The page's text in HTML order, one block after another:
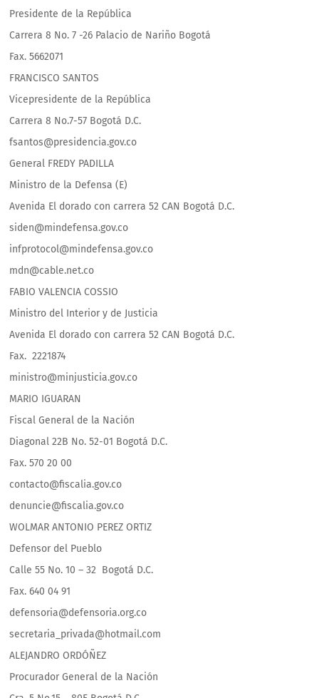
Presidente de la República
Carrera 8 No. 7 -26 Palacio de Nariño Bogotá
Fax. 5662071
FRANCISCO SANTOS
Vicepresidente de la República
Carrera 8 No.7-57 Bogotá D.C.
fsantos@presidencia.gov.co
General FREDY PADILLA
Ministro de la Defensa (E)
Avenida El dorado con carrera 52 CAN Bogotá D.C.
siden@mindefensa.gov.co
infprotocol@mindefensa.gov.co
mdn@cable.net.co
FABIO VALENCIA COSSIO
Ministro del Interior y de Justicia
Avenida El dorado con carrera 52 CAN Bogotá D.C.
Fax. 2221874
ministro@minjusticia.gov.co
MARIO IGUARAN
Fiscal General de la Nación
Diagonal 22B No. 52-01 Bogotá D.C.
Fax. 570 20 00
contacto@fiscalia.gov.co
denuncie@fiscalia.gov.co
WOLMAR ANTONIO PEREZ ORTIZ
Defensor del Pueblo
Calle 55 No. 10 – 32 Bogotá D.C.
Fax. 640 04 91
defensoria@defensoria.org.co
secretaria_privada@hotmail.com
ALEJANDRO ORDÓÑEZ
Procurador General de la Nación